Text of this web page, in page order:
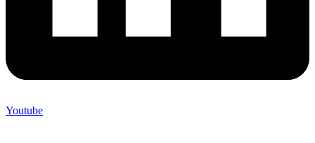
Youtube